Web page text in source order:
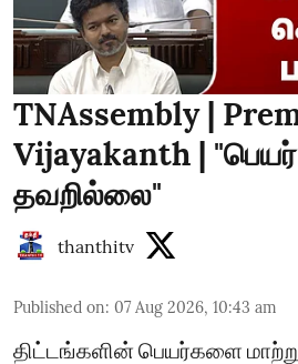
TNAssembly |
Vijayakanth | "பெயர்
தவறில்லை"
thanthitv
Published on: 07 Aug 2026, 10:43 am
திட்டங்களின் பெயர்களை